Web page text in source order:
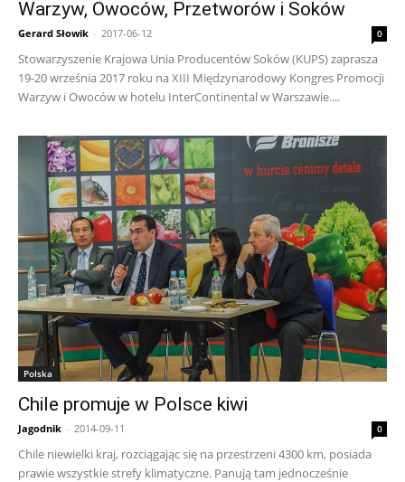
Warzyw, Owoców, Przetworów i Soków
Gerard Słowik - 2017-06-12 0
Stowarzyszenie Krajowa Unia Producentów Soków (KUPS) zaprasza
19-20 września 2017 roku na XIII Międzynarodowy Kongres Promocji
Warzyw i Owoców w hotelu InterContinental w Warszawie....
Polska
Chile promuje w Polsce kiwi
Jagodnik - 2014-09-11 0
Chile niewielki kraj, rozciągając się na przestrzeni 4300 km, posiada
prawie wszystkie strefy klimatyczne. Panują tam jednocześnie